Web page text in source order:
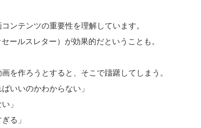
ンテンツの重要性を理解しています。
ールスレター）が効果的だということも。
を作ろうとすると、そこで躊躇してしまう。
いいのかわからない」
」
る」